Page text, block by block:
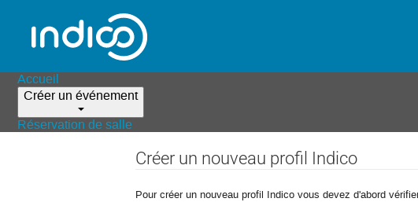
Accueil
Créer un événement
Réservation de salle
Créer un nouveau profil Indico
Pour créer un nouveau profil Indico vous devez d'abord